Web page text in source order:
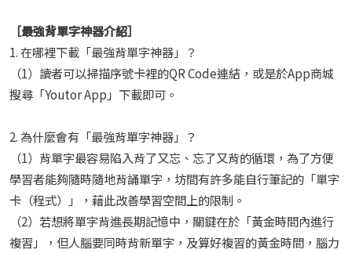
［最強背單字神器介紹］
1. 在哪裡下載「最強背單字神器」？
（1）讀者可以掃描序號卡裡的QR Code連結，或是於App商城
搜尋「Youtor App」下載即可。
2. 為什麼會有「最強背單字神器」？
（1）背單字最容易陷入背了又忘、忘了又背的循環，為了方便
學習者能夠隨時隨地背誦單字，坊間有許多能自行筆記的「單字
卡（程式）」，藉此改善學習空間上的限制。
（2）若想將單字背進長期記憶中，關鍵在於「黃金時間內進行
複習」，但人腦要同時背新單字，及算好複習的黃金時間，腦力